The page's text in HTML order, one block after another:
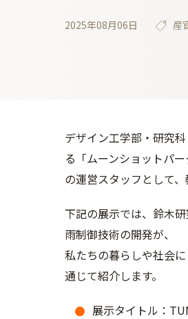
2025年08月06日 産
デザイン工学部・研究
る「ムーンショットパー
の運営スタッフとして
下記の展示では、鈴木
雨制御技術の開発が、
私たちの暮らしや社会
通じて紹介します。
展示タイトル：